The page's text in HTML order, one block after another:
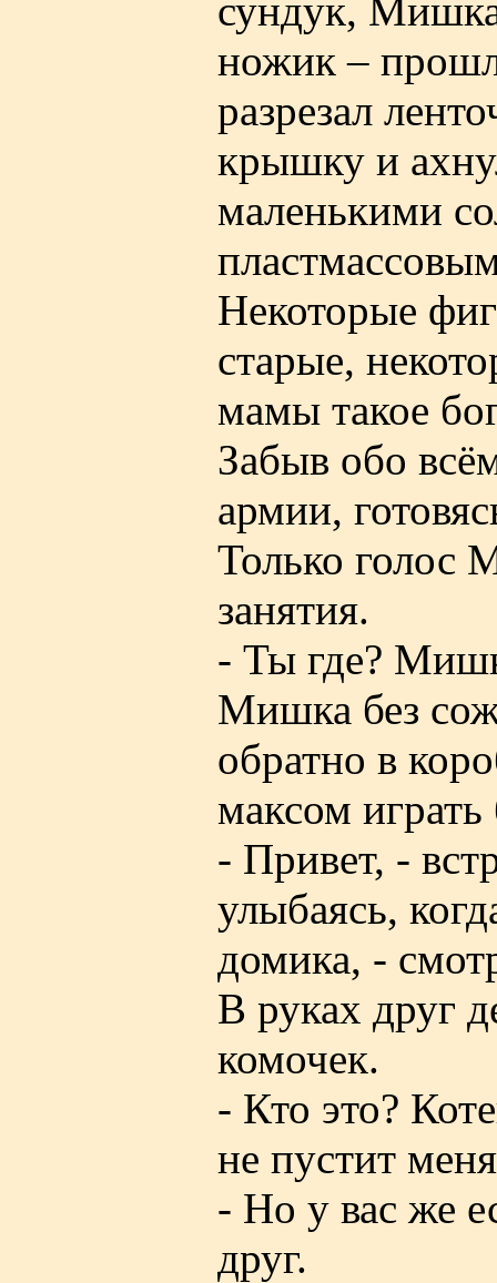
сундук,
ножик –
разрезал
крышку и
маленькими
Некоторые
старые,
мамы такое
Забыв обо
армии,
Только голос
занятия.
- Ты где?
Мишка без
обратно в
максом играть
- Привет, -
улыбаясь,
домика, -
В руках друг
комочек.
- Кто это?
не пустит
- Но у вас же
друг.